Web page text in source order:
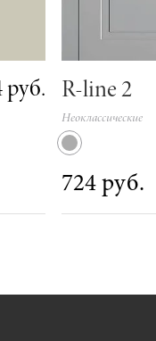
руб. R-line 2
Неоклассические
724 руб.